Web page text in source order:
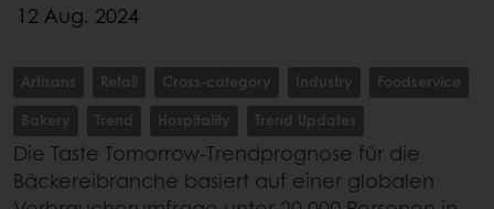
12 Aug. 2024
Artisans Retail Cross-category Industry
Foodservice
Bakery
Trend Hospitality Trend Updates
Die Taste Tomorrow-Trendprognose für die
Bäckereibranche basiert auf einer globalen